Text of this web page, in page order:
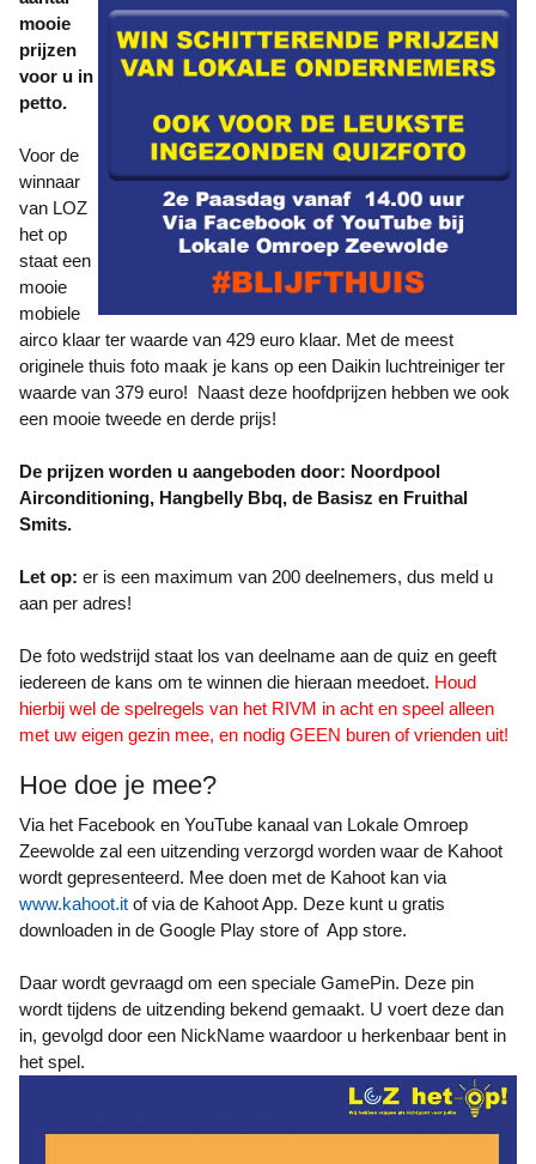
mooie
prijzen
voor u in
petto.
Voor de
winnaar
van LOZ
het op
staat een
mooie
mobiele
airco klaar ter waarde van 429 euro klaar. Met de meest
originele thuis foto maak je kans op een Daikin luchtreiniger ter
waarde van 379 euro! Naast deze hoofdprijzen hebben we ook
een mooie tweede en derde prijs!
De prijzen worden u aangeboden door: Noordpool
Airconditioning, Hangbelly Bbq, de Basisz en Fruithal
Smits.
Let op: er is een maximum van 200 deelnemers, dus meld u
aan per adres!
De foto wedstrijd staat los van deelname aan de quiz en geeft
iedereen de kans om te winnen die hieraan meedoet. Houd
hierbij wel de spelregels van het RIVM in acht en speel alleen
met uw eigen gezin mee, en nodig GEEN buren of vrienden uit!
Hoe doe je mee?
Via het Facebook en YouTube kanaal van Lokale Omroep
Zeewolde zal een uitzending verzorgd worden waar de Kahoot
wordt gepresenteerd. Mee doen met de Kahoot kan via
www.kahoot.it of via de Kahoot App. Deze kunt u gratis
downloaden in de Google Play store of App store.
Daar wordt gevraagd om een speciale GamePin. Deze pin
wordt tijdens de uitzending bekend gemaakt. U voert deze dan
in, gevolgd door een NickName waardoor u herkenbaar bent in
het spel.